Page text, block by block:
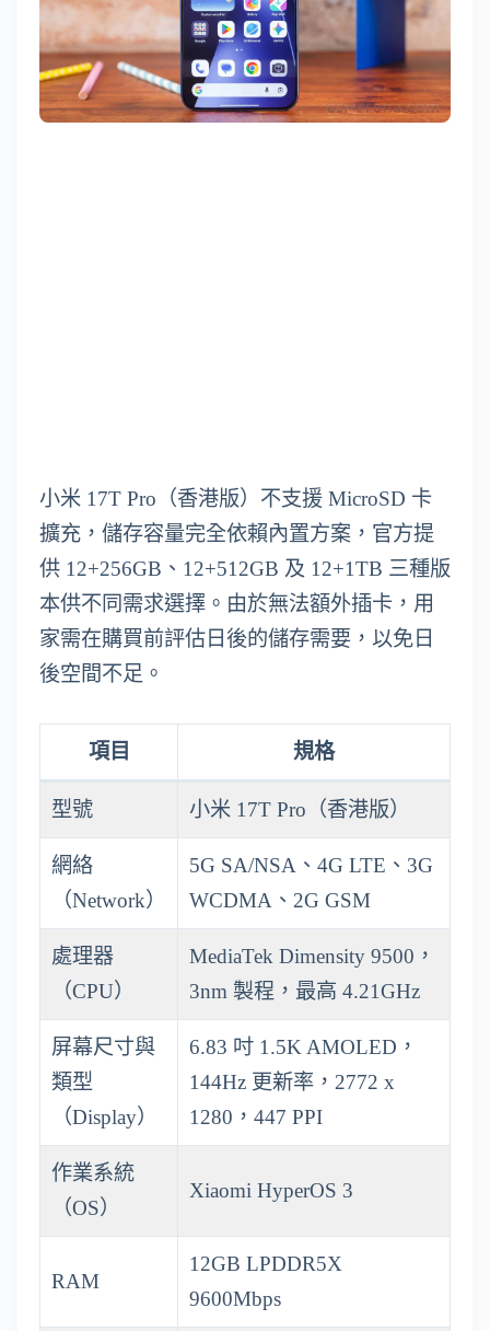
小米 17T Pro（香港版）不支援 MicroSD 卡
擴充，儲存容量完全依賴內置方案，官方提
供 12+256GB、12+512GB 及 12+1TB 三種版
本供不同需求選擇。由於無法額外插卡，用
家需在購買前評估日後的儲存需要，以免日
後空間不足。
項目 規格
型號 小米 17T Pro（香港版）
網絡
（Network）
5G SA/NSA、4G LTE、3G
WCDMA、2G GSM
處理器
（CPU）
MediaTek Dimensity 9500，
3nm 製程，最高 4.21GHz
屏幕尺寸與
類型
（Display）
6.83 吋 1.5K AMOLED，
144Hz 更新率，2772 x
1280，447 PPI
作業系統
（OS）
Xiaomi HyperOS 3
RAM
12GB LPDDR5X
9600Mbps